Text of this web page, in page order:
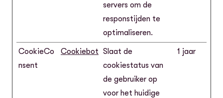
servers om de
responstijden te
optimaliseren.
CookieCo
nsent
Cookiebot Slaat de
cookiestatus van
de gebruiker op
voor het huidige
1 jaar